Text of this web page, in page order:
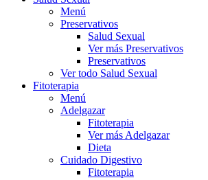
Menú
Preservativos
Salud Sexual
Ver más Preservativos
Preservativos
Ver todo Salud Sexual
Fitoterapia
Menú
Adelgazar
Fitoterapia
Ver más Adelgazar
Dieta
Cuidado Digestivo
Fitoterapia